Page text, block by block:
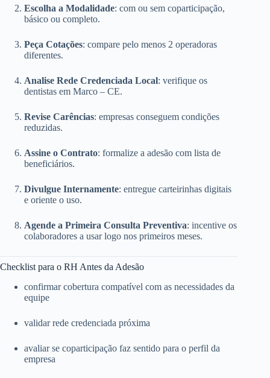
Escolha a Modalidade: com ou sem coparticipação,
básico ou completo.
Peça Cotações: compare pelo menos 2 operadoras
diferentes.
Analise Rede Credenciada Local: verifique os
dentistas em Marco – CE.
Revise Carências: empresas conseguem condições
reduzidas.
Assine o Contrato: formalize a adesão com lista de
beneficiários.
Divulgue Internamente: entregue carteirinhas digitais
e oriente o uso.
Agende a Primeira Consulta Preventiva: incentive os
colaboradores a usar logo nos primeiros meses.
Checklist para o RH Antes da Adesão
confirmar cobertura compatível com as necessidades da
equipe
validar rede credenciada próxima
avaliar se coparticipação faz sentido para o perfil da
empresa